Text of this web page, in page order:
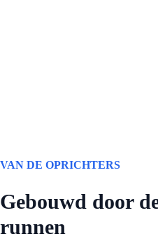
VAN DE OPRICHTERS
Gebouwd door
runnen